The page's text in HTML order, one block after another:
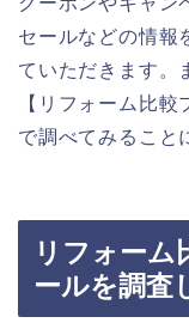
セールなどの情報
ていただきます。
【リフォーム比
で調べてみること
リフォーム
ールを調査